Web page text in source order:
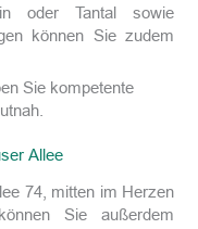
oder Tantal sowie
können Sie zudem
Sie kompetente
Allee
74, mitten im Herzen
Sie außerdem